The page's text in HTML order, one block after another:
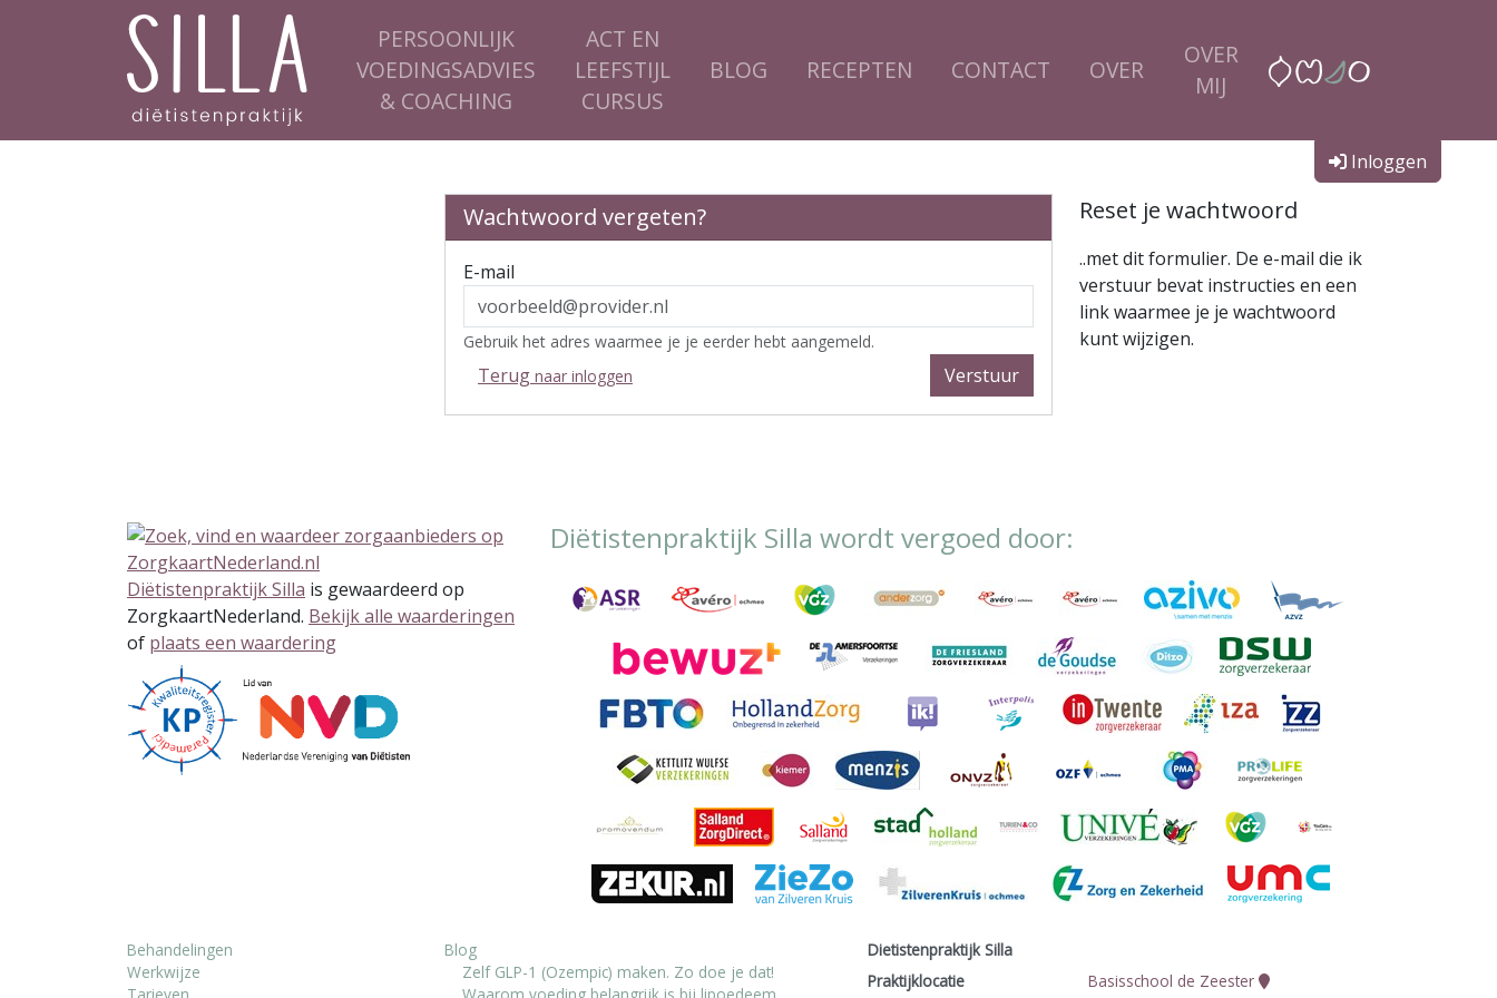
PERSOONLIJK
VOEDINGSADVIES
& COACHING
ACT EN
LEEFSTIJL
CURSUS
BLOG RECEPTEN CONTACT OVER
OVER
MIJ
Inloggen
Wachtwoord vergeten?
E-mail
Gebruik het adres waarmee je je eerder hebt aangemeld.
Terug naar inloggen Verstuur
Reset je wachtwoord
..met dit formulier. De e-mail die ik
verstuur bevat instructies en een
link waarmee je je wachtwoord
kunt wijzigen.
Diëtistenpraktijk Silla is gewaardeerd op
ZorgkaartNederland. Bekijk alle waarderingen
of plaats een waardering
Diëtistenpraktijk Silla wordt vergoed door:
Behandelingen
Werkwijze
Blog
Zelf GLP-1 (Ozempic) maken. Zo doe je dat!
Dietistenpraktijk Silla
Praktijklocatie
Basisschool de Zeester